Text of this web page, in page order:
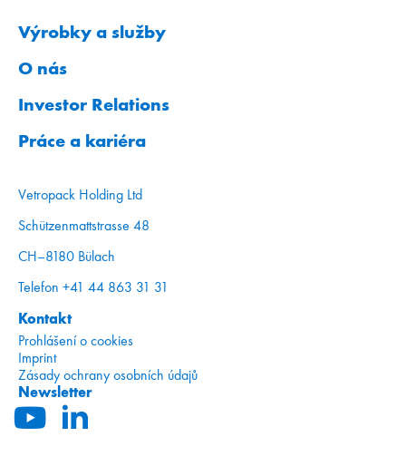
Výrobky a služby
O nás
Investor Relations
Práce a kariéra
Vetropack Holding Ltd
Schützenmattstrasse 48
CH–8180 Bülach
Telefon +41 44 863 31 31
Kontakt
Prohlášení o cookies
Imprint
Zásady ochrany osobních údajů
Newsletter